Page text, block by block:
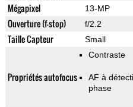
Mégapixel 13-MP
Ouverture (f-stop) f/2.2
Taille Capteur Small
Propriétés autofocus
Contraste
AF à
phase